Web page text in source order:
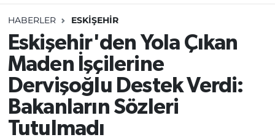
HABERLER ESKİŞEHİR
Eskişehir'den Yola Çıkan
Maden İşçilerine
Dervişoğlu Destek Verdi:
Bakanların Sözleri
Tutulmadı